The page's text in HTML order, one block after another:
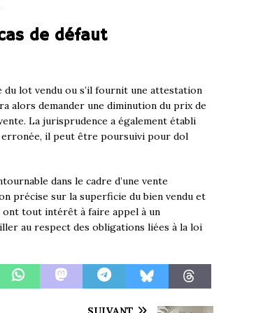
de défaut
lot vendu ou s’il fournit une attestation
alors demander une diminution du prix de
La jurisprudence a également établi
il peut être poursuivi pour dol
dans le cadre d’une vente
précise sur la superficie du bien vendu et
ont tout intérêt à faire appel à un
au respect des obligations liées à la loi